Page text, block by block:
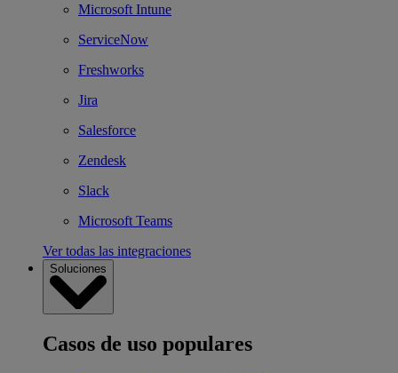
Microsoft Intune
ServiceNow
Freshworks
Jira
Salesforce
Zendesk
Slack
Microsoft Teams
Ver todas las integraciones
Soluciones
Casos de uso populares